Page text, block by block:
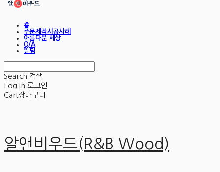
홈
주문제작시공사례
아름다운 세상
Q/A
알림
Search 검색
Log In 로그인
Cart장바구니
알앤비우드(R&B Wood)